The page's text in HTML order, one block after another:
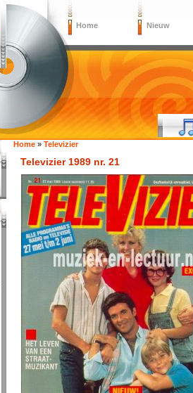
Home Nieuw
Home » Televizier
Televizier 1989 nr. 21